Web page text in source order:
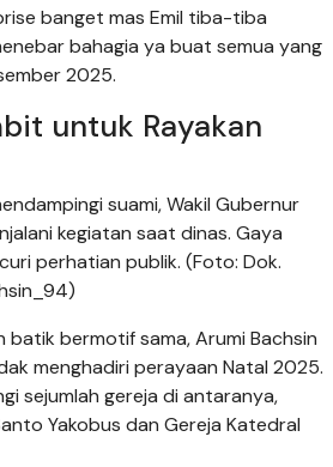
banget mas Emil tiba-tiba
bahagia ya buat semua yang
2025.
untuk Rayakan
suami, Wakil Gubernur
kegiatan saat dinas. Gaya
perhatian publik. (Foto: Dok.
batik bermotif sama, Arumi Bachsin
menghadiri perayaan Natal 2025.
sejumlah gereja di antaranya,
Yakobus dan Gereja Katedral